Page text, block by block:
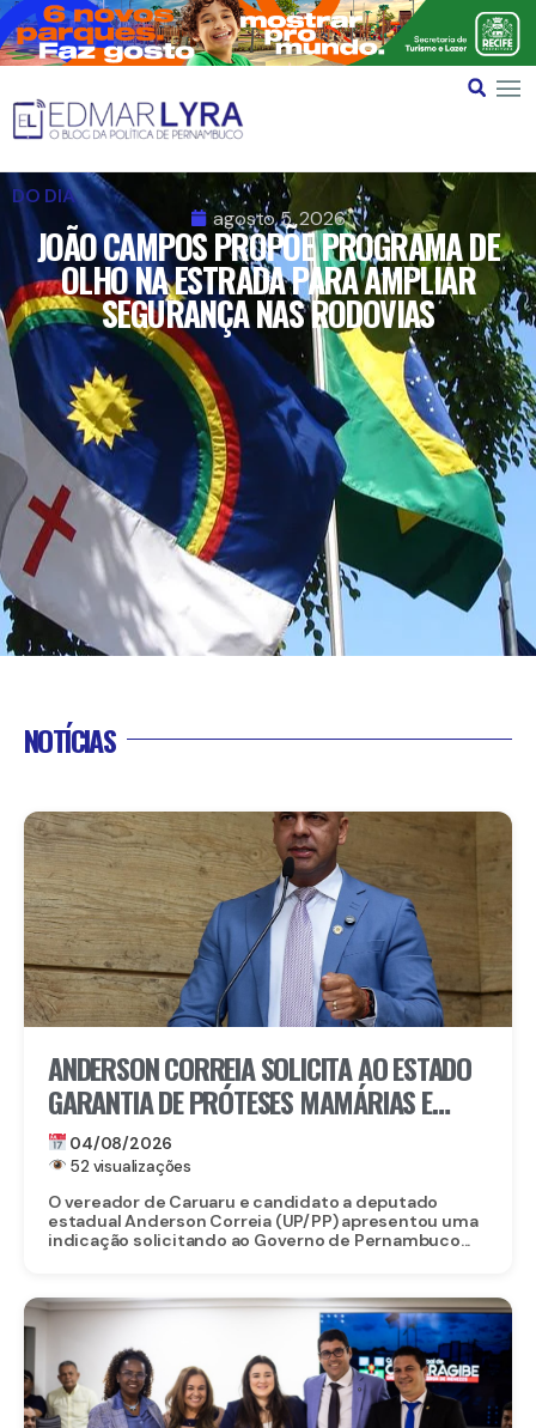
DO DIA
agosto 5, 2026
JOÃO CAMPOS PROPÕE PROGRAMA DE
OLHO NA ESTRADA PARA AMPLIAR
SEGURANÇA NAS RODOVIAS
NOTÍCIAS
ANDERSON CORREIA SOLICITA AO ESTADO
GARANTIA DE PRÓTESES MAMÁRIAS E
RECONSTRUÇÃO PARA MULHERES QUE
VENCERAM O CÂNCER
04/08/2026
52 visualizações
O vereador de Caruaru e candidato a deputado
estadual Anderson Correia (UP/PP) apresentou uma
indicação solicitando ao Governo de Pernambuco...